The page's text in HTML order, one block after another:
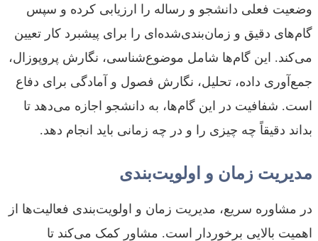
وضعیت فعلی دانشجو و رساله را ارزیابی کرده و سپس
گام‌های دقیق و زمان‌بندی‌شده‌ای را برای پیشبرد کار تعیین
می‌کند. این گام‌ها شامل موضوع‌شناسی، نگارش پروپوزال،
جمع‌آوری داده، تحلیل، نگارش فصول و آمادگی برای دفاع
است. شفافیت در این گام‌ها، به دانشجو اجازه می‌دهد تا
بداند دقیقاً چه چیزی را و در چه زمانی باید انجام دهد.
مدیریت زمان و اولویت‌بندی
در مشاوره سریع، مدیریت زمان و اولویت‌بندی فعالیت‌ها از
اهمیت بالایی برخوردار است. مشاور کمک می‌کند تا